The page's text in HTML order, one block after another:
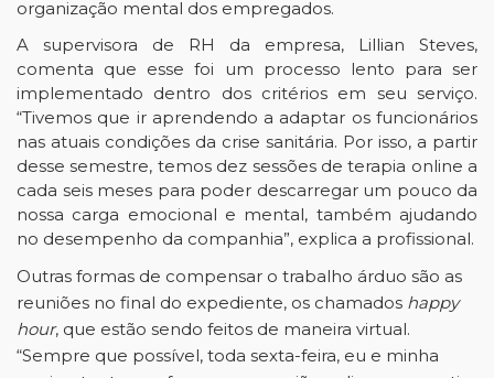
organização mental dos empregados.
A supervisora de RH da empresa, Lillian Steves,
comenta que esse foi um processo lento para ser
implementado dentro dos critérios em seu serviço.
“Tivemos que ir aprendendo a adaptar os funcionários
nas atuais condições da crise sanitária. Por isso, a partir
desse semestre, temos dez sessões de terapia online a
cada seis meses para poder descarregar um pouco da
nossa carga emocional e mental, também ajudando
no desempenho da companhia”, explica a profissional.
Outras formas de compensar o trabalho árduo são as
reuniões no final do expediente, os chamados happy
hour, que estão sendo feitos de maneira virtual.
“Sempre que possível, toda sexta-feira, eu e minha